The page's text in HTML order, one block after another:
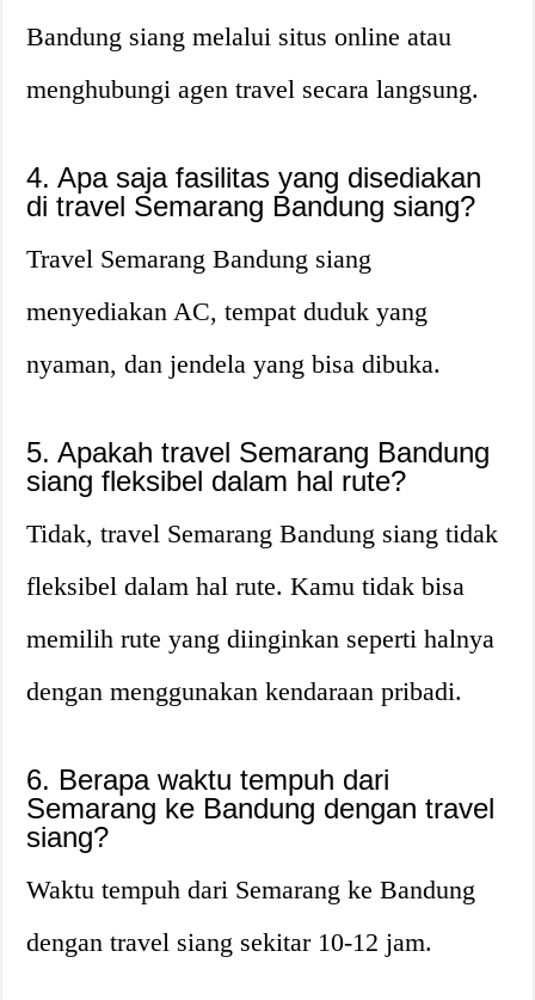
Bandung siang melalui situs online atau
menghubungi agen travel secara langsung.
4. Apa saja fasilitas yang disediakan
di travel Semarang Bandung siang?
Travel Semarang Bandung siang
menyediakan AC, tempat duduk yang
nyaman, dan jendela yang bisa dibuka.
5. Apakah travel Semarang Bandung
siang fleksibel dalam hal rute?
Tidak, travel Semarang Bandung siang tidak
fleksibel dalam hal rute. Kamu tidak bisa
memilih rute yang diinginkan seperti halnya
dengan menggunakan kendaraan pribadi.
6. Berapa waktu tempuh dari
Semarang ke Bandung dengan travel
siang?
Waktu tempuh dari Semarang ke Bandung
dengan travel siang sekitar 10-12 jam.